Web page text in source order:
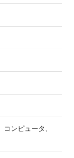
コンピュータ、